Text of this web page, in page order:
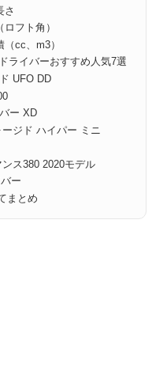
さ
フト角）
cc、m3）
ライバーおすすめ人気7選
UFO DD
ー XD
ジド ハイパー ミニ
ス380 2020モデル
ー
まとめ